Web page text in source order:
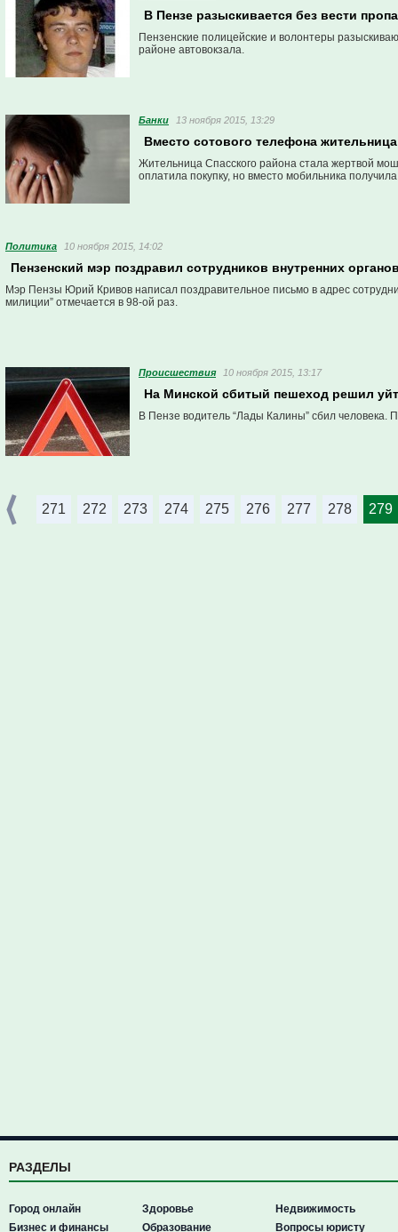
В Пензе разыскивается без вести
Пензенские полицейские и волонтеры
районе автовокзала.
Банки 13 ноября 2015, 13:29
Вместо сотового телефона
Жительница Спасского района стала жертвой
оплатила покупку, но вместо мобильника получила
Политика 10 ноября 2015, 14:02
Пензенский мэр поздравил сотрудников внутренних
Мэр Пензы Юрий Кривов написал поздравительное письмо в адрес
милиции” отмечается в 98-ой раз.
Проиcшествия 10 ноября 2015, 13:17
На Минской сбитый пешеход решил
В Пензе водитель “Лады Калины” сбил
271 272 273 274 275 276 277 278 279
РАЗДЕЛЫ
Город онлайн
Бизнес и финансы
Здоровье
Образование
Недвижимость
Вопросы юристу